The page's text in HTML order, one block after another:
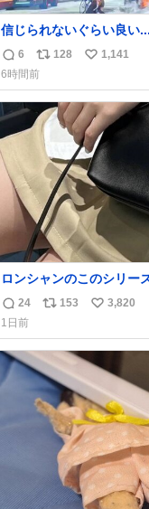
信じられないぐらい良い
返
信
数
6
リ
ポ
ス
ト
数
128
い
ね
数
1,141
6時間前
ロンシャンのこのシリー
らないのにセール価格に
なのが反則級にかわいい
ーデが格上げされる。
返
信
数
24
リ
ス
ト
数
153
い
ね
数
3,820
1日前